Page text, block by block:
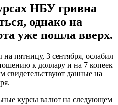
НБУ гривна
однако на
уже пошла вверх.
пятницу, 3 сентября, ослабил
к доллару и на 7 копеек
свидетельствуют данные на
курсы валют на следующем